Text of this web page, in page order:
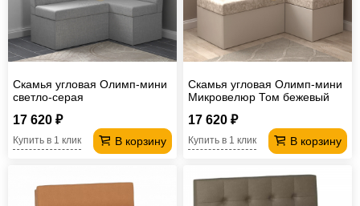
Скамья угловая Олимп-мини
светло-серая
17 620 ₽
В корзину
Купить в 1 клик
Скамья угловая Олимп-мини
Микровелюр Том бежевый
17 620 ₽
В корзину
Купить в 1 клик